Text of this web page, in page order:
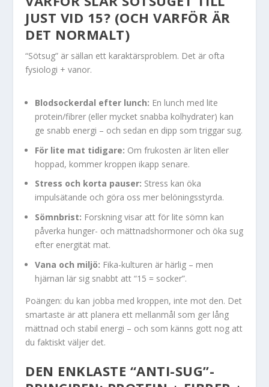
JUST VID 15? (OCH VARFÖR ÄR
DET NORMALT)
“Sötsug” är sällan ett karaktärsproblem. Det är ofta
fysiologi + vanor.
Blodsockerdal efter lunch: En lunch med lite
protein/fibrer (eller mycket snabba kolhydrater) kan
ge snabb energi – och sedan en dipp som triggar sug.
För lite mat tidigare: Om frukosten är liten eller
hoppad, kommer kroppen ikapp senare.
Stress och korta pauser: Stress kan öka
impulsätande och göra oss mer belöningsstyrda.
Sömnbrist: Forskning visar att för lite sömn kan
påverka hunger- och mättnadshormoner och öka sug
efter energität mat.
Vana och miljö: Fika-kulturen är härlig – men
hjärnan lär sig snabbt att “15 = socker”.
Poängen: du kan jobba med kroppen, inte mot den. Det
smartaste är att planera ett mellanmål som ger lång
mättnad och stabil energi – och som känns gott nog att
du faktiskt väljer det.
DEN ENKLASTE “ANTI-SUG”-